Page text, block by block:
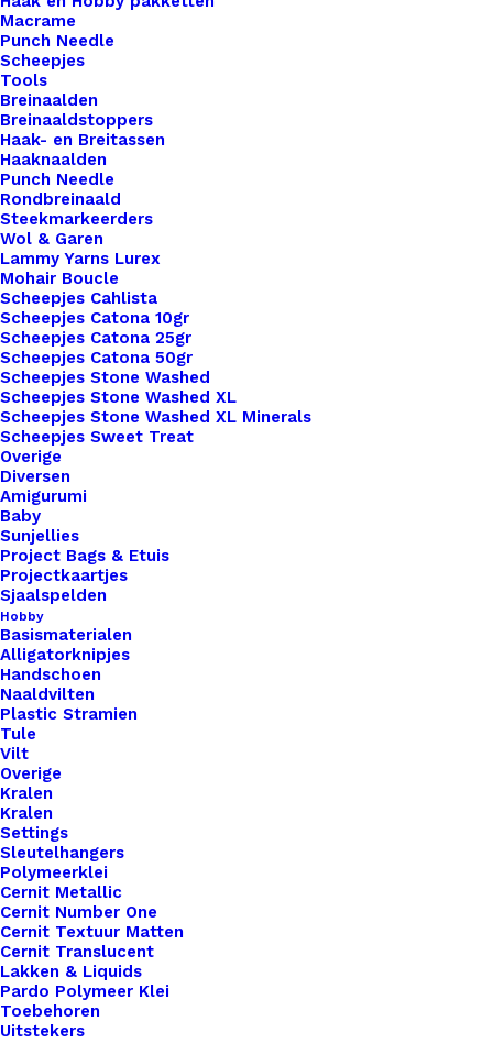
Macrame
Punch Needle
Scheepjes
Tools
Breinaalden
Breinaaldstoppers
Haak- en Breitassen
Haaknaalden
Punch Needle
Rondbreinaald
Steekmarkeerders
Wol & Garen
Lammy Yarns Lurex
Mohair Boucle
Scheepjes Cahlista
Scheepjes Catona 10gr
Scheepjes Catona 25gr
Scheepjes Catona 50gr
Scheepjes Stone Washed
Scheepjes Stone Washed XL
Scheepjes Stone Washed XL Minerals
Scheepjes Sweet Treat
Overige
Diversen
Amigurumi
Baby
Sunjellies
Project Bags & Etuis
Projectkaartjes
Sjaalspelden
Hobby
Basismaterialen
Alligatorknipjes
Handschoen
Naaldvilten
Plastic Stramien
Tule
Vilt
Overige
Kralen
Kralen
Settings
Sleutelhangers
Polymeerklei
Cernit Metallic
Cernit Number One
Cernit Textuur Matten
Cernit Translucent
Lakken & Liquids
Pardo Polymeer Klei
Toebehoren
Uitstekers
zijn deze labels een milieuvriendelijk alternatief
voor traditioneel leer, zonder concessies te doen
aan stijl of kwaliteit.
Kleur*
1xKerstman Big Labels Met Drukknoop
10x3cm
Kerstman
Big
Labels
Met
Drukknoop
10x3cm
aantal
Toevoegen aan winkelwagen
Toevoegen aan verlanglijst
Artikelnummer
Veilig betalen
Unieke en kwaliteitsproducten
Overzicht